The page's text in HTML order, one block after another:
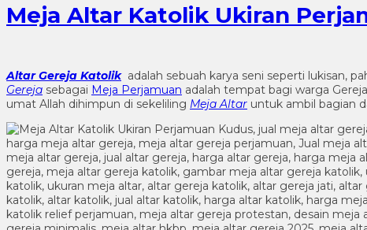
Meja Altar Katolik Ukiran
Altar Gereja Katolik adalah sebuah karya seni seperti lukisan,
Gereja sebagai Meja Perjamuan adalah tempat bagi warga
umat Allah dihimpun di sekeliling Meja Altar untuk ambil bagian